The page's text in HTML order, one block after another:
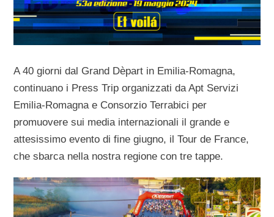
A 40 giorni dal Grand Dèpart in Emilia-Romagna,
continuano i Press Trip organizzati da Apt Servizi
Emilia-Romagna e Consorzio Terrabici per
promuovere sui media internazionali il grande e
attesissimo evento di fine giugno, il Tour de France,
che sbarca nella nostra regione con tre tappe.